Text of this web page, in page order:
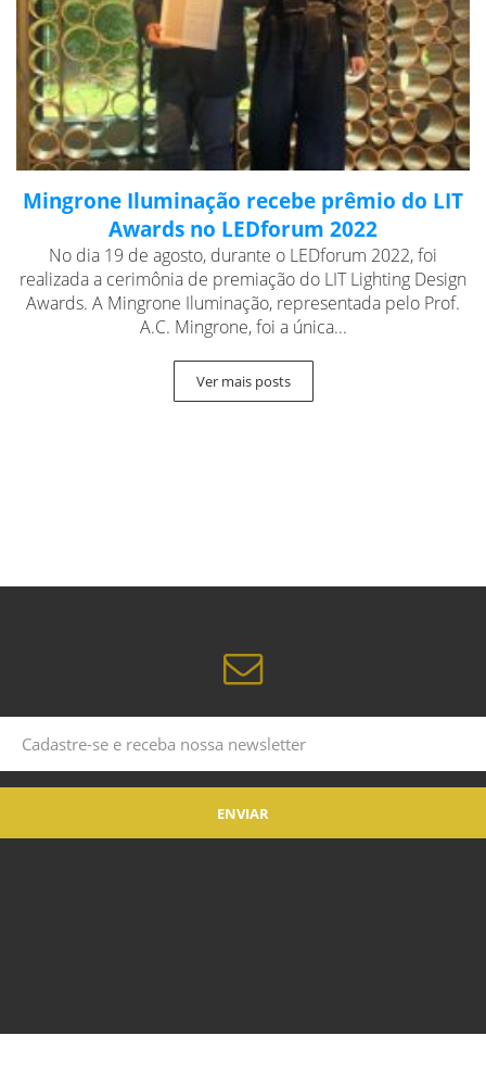
Mingrone Iluminação recebe prêmio do LIT
Awards no LEDforum 2022
No dia 19 de agosto, durante o LEDforum 2022, foi
realizada a cerimônia de premiação do LIT Lighting Design
Awards. A Mingrone Iluminação, representada pelo Prof.
A.C. Mingrone, foi a única...
Ver mais posts